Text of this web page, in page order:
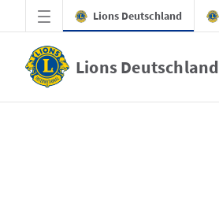
Zum Hauptinhalt springen
Lions Deutschland
Lions Deutschland